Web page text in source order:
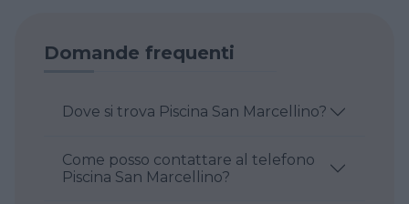
Domande frequenti
Dove si trova Piscina San Marcellino?
Come posso contattare al telefono
Piscina San Marcellino?